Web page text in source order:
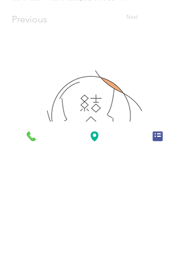
Previous Next